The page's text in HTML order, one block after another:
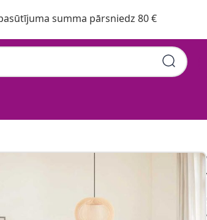
summa pārsniedz 80 €